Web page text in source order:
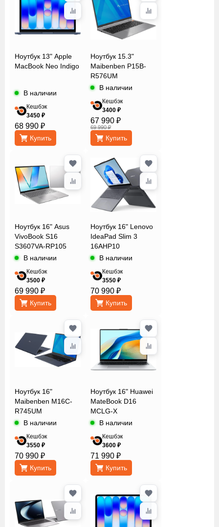
Ноутбук 13" Apple
MacBook Neo Indigo
В наличии
Кешбэк
3450 ₽
68 990 ₽
Купить
Ноутбук 15.3"
Maibenben P15B-
R576UM
В наличии
Кешбэк
3400 ₽
67 990 ₽
69 990 ₽
Купить
Ноутбук 16" Asus
VivoBook S16
S3607VA-RP105
В наличии
Кешбэк
3500 ₽
69 990 ₽
Купить
Ноутбук 16" Lenovo
IdeaPad Slim 3
16AHP10
В наличии
Кешбэк
3550 ₽
70 990 ₽
Купить
Ноутбук 16"
Maibenben M16C-
R745UM
В наличии
Кешбэк
3550 ₽
70 990 ₽
Купить
Ноутбук 16" Huawei
MateBook D16
MCLG-X
В наличии
Кешбэк
3600 ₽
71 990 ₽
Купить